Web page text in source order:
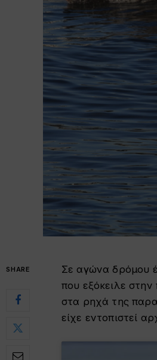
SHARE
Σε αγώνα δρόμου
που εξόκειλε
στα ρηχά της
είχε εντοπιστεί